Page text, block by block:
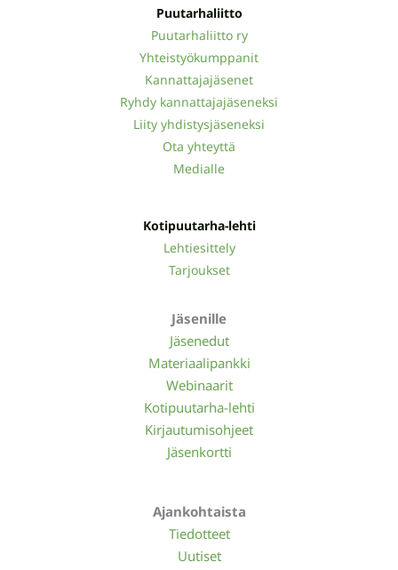
Puutarhaliitto
Puutarhaliitto ry
Yhteistyökumppanit
Kannattajajäsenet
Ryhdy kannattajajäseneksi
Liity yhdistysjäseneksi
Ota yhteyttä
Medialle
Kotipuutarha-lehti
Lehtiesittely
Tarjoukset
Jäsenille
Jäsenedut
Materiaalipankki
Webinaarit
Kotipuutarha-lehti
Kirjautumisohjeet
Jäsenkortti
Ajankohtaista
Tiedotteet
Uutiset